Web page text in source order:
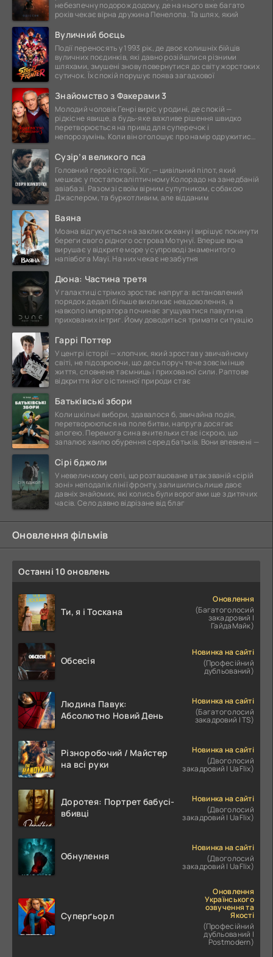
небезпечну подорож додому, де на нього вже багато
років чекає вірна дружина Пенелопа. Та шлях, який
Вуличний боєць
Події переносять у 1993 рік, де двоє колишніх бійців
вуличних поєдинків, які давно розійшлися різними
шляхами, змушені знову повернутися до світу жорстоких
сутичок. Їх спокій порушує поява загадкової
Знайомство з Факерами 3
Молодий чоловік Генрі виріс у родині, де спокій —
рідкісне явище, а будь-яке важливе рішення швидко
перетворюється на привід для суперечок і
непорозумінь. Коли він оголошує про намір одружитися,
Сузір’я великого пса
Головний герой історії, Хіг, — цивільний пілот, який
мешкає у постапокаліптичному Колорадо на занедбаній
авіабазі. Разом зі своїм вірним супутником, собакою
Джаспером, та буркотливим, але відданим
Ваяна
Моана відгукується на заклик океану і вирішує покинути
береги свого рідного острова Мотунуї. Вперше вона
вирушає у відкрите море у супроводі знаменитого
напівбога Мауї. На них чекає незабутня
Дюна: Частина третя
У галактиці стрімко зростає напруга: встановлений
порядок дедалі більше викликає невдоволення, а
навколо імператора починає згущуватися павутина
прихованих інтриг. Йому доводиться тримати ситуацію
Гаррі Поттер
У центрі історії — хлопчик, який зростав у звичайному
світі, не підозрюючи, що десь поруч тече зовсім інше
життя, сповнене таємниць і прихованої сили. Раптове
відкриття його істинної природи стає
Батьківські збори
Коли шкільні вибори, здавалося б, звичайна подія,
перетворюються на поле битви, напруга досягає
апогею. Перемога сина вчительки стає іскрою, що
запалює хвилю обурення серед батьків. Вони впевнені —
Сірі бджоли
У невеличкому селі, що розташоване в так званій «сірій
зоні» неподалік лінії фронту, залишились лише двоє
давніх знайомих, які колись були ворогами ще з дитячих
часів. Село давно відрізане від благ
Оновлення фільмів
Останні 10 оновлень
Ти, я і Тоскана
Оновлення
(Багатоголосий
закадровий |
ГайдаМайк)
Обсесія
Новинка на сайті
(Професійний
дубльований)
Людина Павук:
Абсолютно Новий День
Новинка на сайті
(Багатоголосий
закадровий | TS)
Різноробочий / Майстер
на всі руки
Новинка на сайті
(Двоголосий
закадровий | UaFlix)
Доротея: Портрет бабусі-
вбивці
Новинка на сайті
(Двоголосий
закадровий | UaFlix)
Обнулення
Новинка на сайті
(Двоголосий
закадровий | UaFlix)
Суперґьорл
Оновлення
Українського
озвучення та
Якості
(Професійний
дубльований |
Postmodern)